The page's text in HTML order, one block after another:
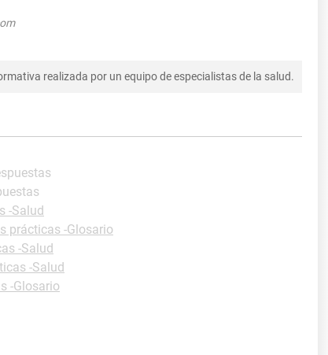
realizada por un equipo de especialistas de la salud.
-Salud
prácticas -Glosario
-Salud
-Salud
-Glosario